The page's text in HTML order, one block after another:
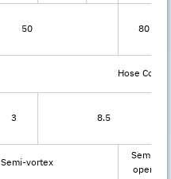
50 80
Hose
3 8.5
Semi-vortex
Semi-
open